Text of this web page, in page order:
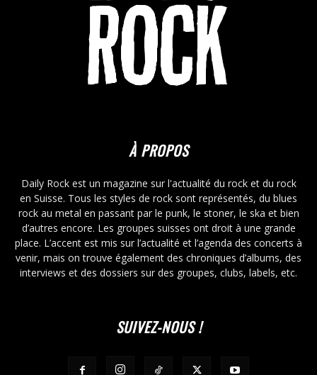
À PROPOS
Daily Rock est un magazine sur l'actualité du rock et du rock
en Suisse. Tous les styles de rock sont représentés, du blues
rock au metal en passant par le punk, le stoner, le ska et bien
d’autres encore. Les groupes suisses ont droit à une grande
place. L’accent est mis sur l’actualité et l’agenda des concerts à
venir, mais on trouve également des chroniques d’albums, des
interviews et des dossiers sur des groupes, clubs, labels, etc.
SUIVEZ-NOUS !